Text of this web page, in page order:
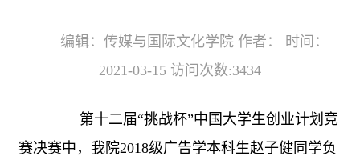
编辑：传媒与国际文化学院 作者： 时间：
2021-03-15 访问次数:3434
第十二届“挑战杯”中国大学生创业计划竞
赛决赛中，我院2018级广告学本科生赵子健同学负